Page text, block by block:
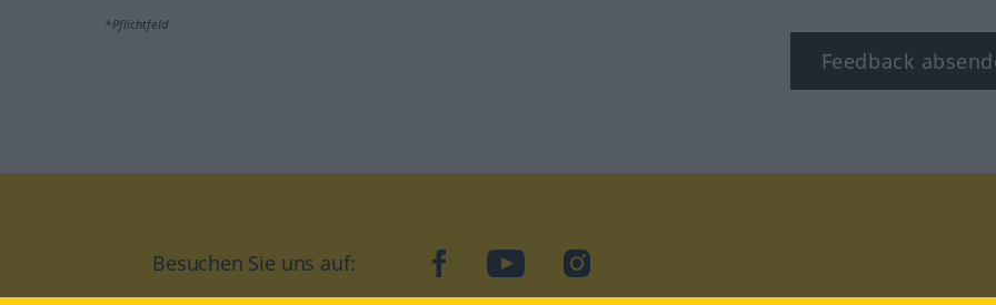
*Pflichtfeld
Feedback
Besuchen Sie uns auf: facebookYouTubeInstagram